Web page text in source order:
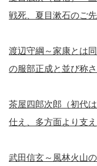
戦死、夏目漱石のご
渡辺守綱～家康とは
の服部正成と並び称さ
茶屋四郎次郎（初代
仕え、多方面より支
武田信玄～風林火山